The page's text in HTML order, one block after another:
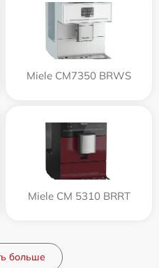
Miele CM7350 BRWS
Miele CM 5310 BRRT
больше